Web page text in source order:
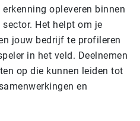
opleveren binnen
Het helpt om je
jouw bedrijf te profileren
in het veld. Deelnemen
op die kunnen leiden tot
en